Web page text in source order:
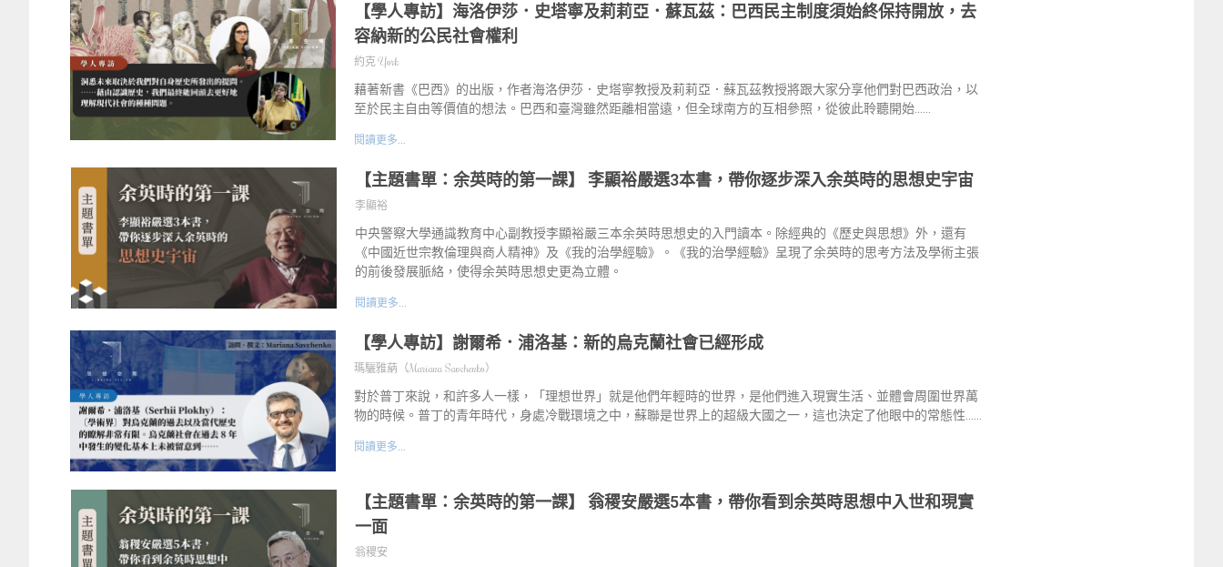
【學人專訪】海洛伊莎．史塔寧及莉莉亞．蘇瓦茲：巴西民主制度須始終保持開放，去
容納新的公民社會權利
約克 York
藉著新書《巴西》的出版，作者海洛伊莎．史塔寧教授及莉莉亞．蘇瓦茲教授將跟大家分享他們對巴西政治，以
至於民主自由等價值的想法。巴西和臺灣雖然距離相當遠，但全球南方的互相參照，從彼此聆聽開始……
閱讀更多...
【主題書單：余英時的第一課】 李顯裕嚴選3本書，帶你逐步深入余英時的思想史宇宙
李顯裕
中央警察大學通識教育中心副教授李顯裕嚴三本余英時思想史的入門讀本。除經典的《歷史與思想》外，還有
《中國近世宗教倫理與商人精神》及《我的治學經驗》。《我的治學經驗》呈現了余英時的思考方法及學術主張
的前後發展脈絡，使得余英時思想史更為立體。
閱讀更多...
【學人專訪】謝爾希．浦洛基：新的烏克蘭社會已經形成
瑪驪雅蒳（Mariana Savchenko）
對於普丁來說，和許多人一樣，「理想世界」就是他們年輕時的世界，是他們進入現實生活、並體會周圍世界萬
物的時候。普丁的青年時代，身處冷戰環境之中，蘇聯是世界上的超級大國之一，這也決定了他眼中的常態性……
閱讀更多...
【主題書單：余英時的第一課】 翁稷安嚴選5本書，帶你看到余英時思想中入世和現實
一面
翁稷安